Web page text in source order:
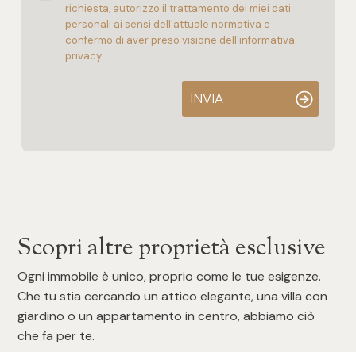
richiesta, autorizzo il trattamento dei miei dati
personali ai sensi dell'attuale normativa e
confermo di aver preso visione dell'informativa
privacy.
INVIA
Scopri altre proprietà esclusive
Ogni immobile è unico, proprio come le tue esigenze.
Che tu stia cercando un attico elegante, una villa con
giardino o un appartamento in centro, abbiamo ciò
che fa per te.